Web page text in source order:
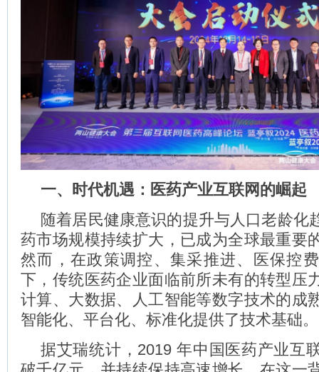
一、时代机遇：医药产业互联网的崛起
随着居民健康意识的提升与人口老龄化
药市场规模持续扩大，已成为全球最重要
然而，在政策调控、集采推进、医保控
下，传统医药企业面临前所未有的转型压
计算、大数据、人工智能等数字技术的成
智能化、平台化、标准化提供了技术基础。
据艾瑞统计，2019 年中国医药产业互